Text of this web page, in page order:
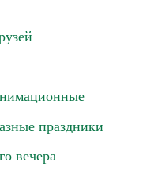
праздники
вечера